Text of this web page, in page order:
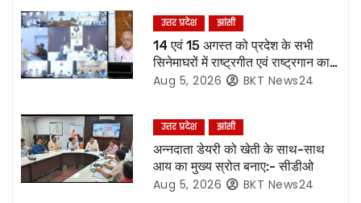
a
v
i
g
a
t
उत्तर प्रदेश झांसी
14 एवं 15 अगस्त को प्रदेश के सभी
सिनेमाघरों में राष्ट्रगीत एवं राष्ट्रगान का
हो अनिवार्य प्रसारण:- मुख्य सचिव*
Aug 5, 2026 BKT News24
उत्तर प्रदेश झांसी
अन्नदाता डेयरी को खेती के साथ-साथ
आय का मुख्य स्रोत बनाए:- सीडीओ
Aug 5, 2026 BKT News24